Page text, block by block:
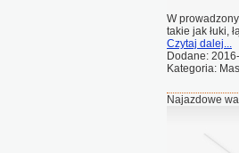
W
takie jak łuki,
Czytaj dalej...
Dodane:
Kategoria:
Najazdowe